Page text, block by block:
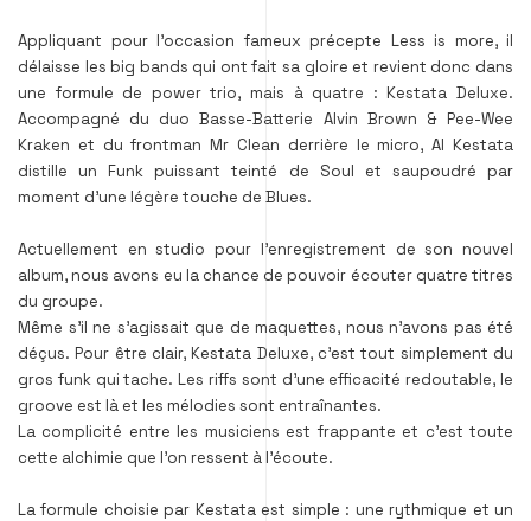
Appliquant pour l’occasion fameux précepte Less is more, il
délaisse les big bands qui ont fait sa gloire et revient donc dans
une formule de power trio, mais à quatre : Kestata Deluxe.
Accompagné du duo Basse-Batterie Alvin Brown & Pee-Wee
Kraken et du frontman Mr Clean derrière le micro, Al Kestata
distille un Funk puissant teinté de Soul et saupoudré par
moment d’une légère touche de Blues.
Actuellement en studio pour l’enregistrement de son nouvel
album, nous avons eu la chance de pouvoir écouter quatre titres
du groupe.
Même s’il ne s’agissait que de maquettes, nous n’avons pas été
déçus. Pour être clair, Kestata Deluxe, c’est tout simplement du
gros funk qui tache. Les riffs sont d’une efficacité redoutable, le
groove est là et les mélodies sont entraînantes.
La complicité entre les musiciens est frappante et c’est toute
cette alchimie que l’on ressent à l’écoute.
La formule choisie par Kestata est simple : une rythmique et un